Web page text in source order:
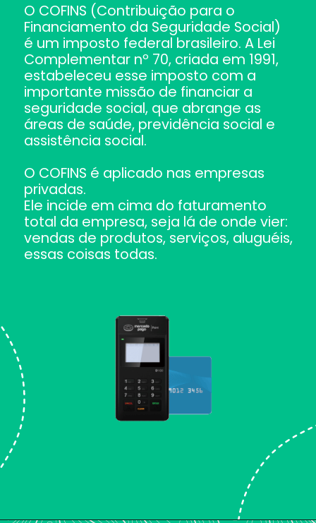
O COFINS (Contribuição para o
Financiamento da Seguridade Social)
é um imposto federal brasileiro. A Lei
Complementar nº 70, criada em 1991,
estabeleceu esse imposto com a
importante missão de financiar a
seguridade social, que abrange as
áreas de saúde, previdência social e
assistência social.
O COFINS é aplicado nas empresas
privadas.
Ele incide em cima do faturamento
total da empresa, seja lá de onde vier:
vendas de produtos, serviços, aluguéis,
essas coisas todas.